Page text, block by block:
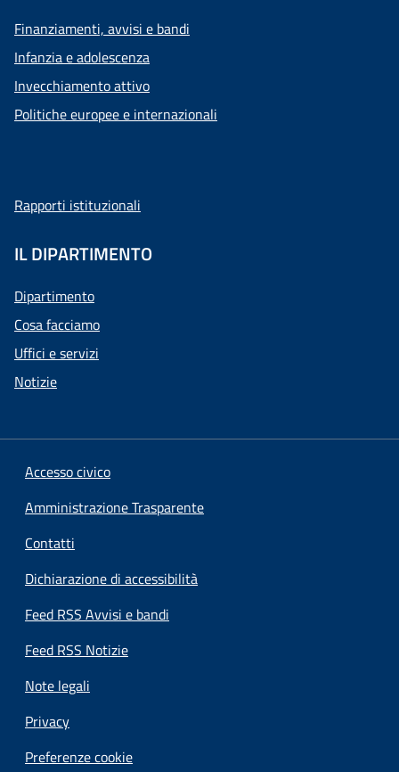
Finanziamenti, avvisi e bandi
Infanzia e adolescenza
Invecchiamento attivo
Politiche europee e internazionali
Rapporti istituzionali
IL DIPARTIMENTO
Dipartimento
Cosa facciamo
Uffici e servizi
Notizie
Accesso civico
Amministrazione Trasparente
Contatti
Dichiarazione di accessibilità
Feed RSS Avvisi e bandi
Feed RSS Notizie
Note legali
Privacy
Preferenze cookie